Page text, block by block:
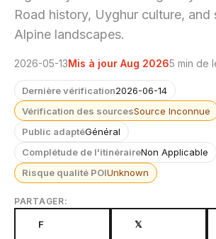
Road history, Uyghur culture, and
Alpine landscapes.
2026-05-13Mis à jour Aug 20265 min de
Dernière vérification2026-06-14
Vérification des sourcesSource Inconnue
Public adaptéGénéral
Complétude de l'itinéraireNon Applicable
Risque qualité POIUnknown
PARTAGER:
F 𝕏